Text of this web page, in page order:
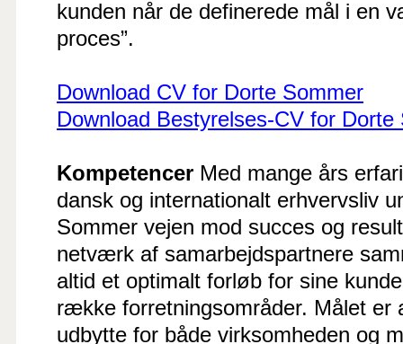
kunden når de definerede mål i en
proces”.
Download CV for Dorte Sommer
Download Bestyrelses-CV for Dorte
Kompetencer Med mange års
dansk og internationalt erhvervsliv
Sommer vejen mod succes og
netværk af samarbejdspartnere
altid et optimalt forløb for sine
række forretningsområder. Målet er
udbytte for både virksomheden og